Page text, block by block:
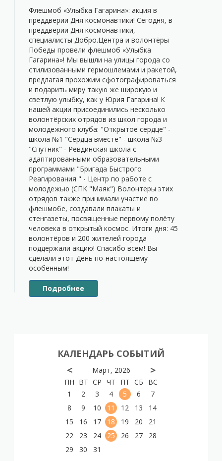
Флешмоб «Улыбка Гагарина»: акция в
преддверии Дня космонавтики! Сегодня, в
преддверии Дня космонавтики,
специалисты Добро.Центра и волонтёры
Победы провели флешмоб «Улыбка
Гагарина»! Мы вышли на улицы города со
стилизованными гермошлемами и ракетой,
предлагая прохожим сфотографироваться
и подарить миру такую же широкую и
светлую улыбку, как у Юрия Гагарина! К
нашей акции присоединились несколько
волонтёрских отрядов из школ города и
молодежного клуба: "Открытое сердце" -
школа №1 "Сердца вместе" - школа №3
"Спутник" - Ревдинская школа с
адаптированными образовательными
программами "Бригада Быстрого
Реагирования " - Центр по работе с
молодежью (СПК "Маяк") Волонтеры этих
отрядов также принимали участие во
флешмобе, создавали плакаты и
стенгазеты, посвященные первому полëту
человека в открытый космос. Итоги дня: 45
волонтёров и 200 жителей города
поддержали акцию! Спасибо всем! Вы
сделали этот День по‑настоящему
особенным!
Подробнее
КАЛЕНДАРЬ СОБЫТИЙ
< Март, 2026 >
ПН ВТ СР ЧТ ПТ СБ
ВС
1
2 3 4 5 6
7
8
9 10 11 12 13
14
15
16 17 18 19 20
21
22
23 24 25 26 27
28
29
30 31